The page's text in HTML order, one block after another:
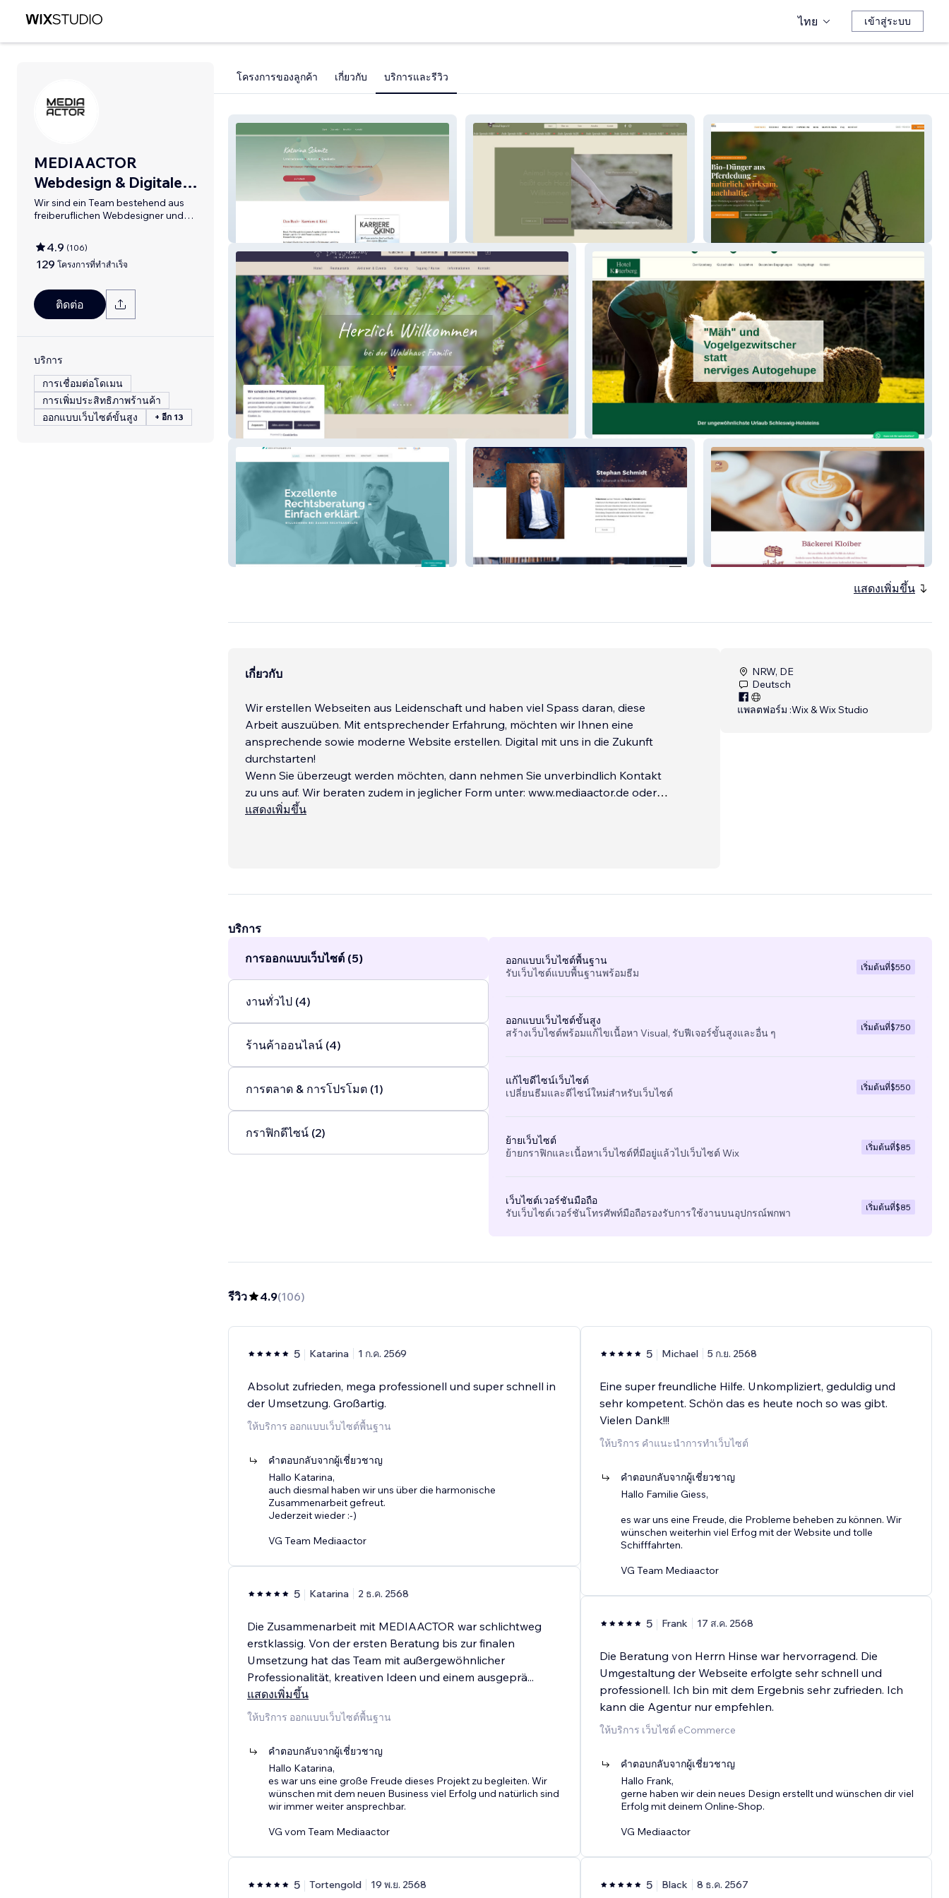
ไทย เข้าสู่ระบบ
MEDIAACTOR
Webdesign & Digitale
Medien
Wir sind ein Team bestehend aus
freiberuflichen Webdesigner und
4.9 (106)
129 โครงการที่ทำสำเร็จ
ติดต่อ
บริการ
การเชื่อมต่อโดเมน
การเพิ่มประสิทธิภาพร้านค้า
ออกแบบเว็บไซต์ขั้นสูง
+ อีก 13
โครงการของลูกค้า เกี่ยวกับ บริการและรีวิว
Katarina Schmitz EASYDUNG
Das Waldhaus in Maikammer
Zander Rechtsanwälte Stephan Schmidt Bäckerei Kloiber
แสดงเพิ่มขึ้น
เกี่ยวกับ
Wir erstellen Webseiten aus Leidenschaft und haben viel Spass daran, diese
Arbeit auszuüben. Mit entsprechender Erfahrung, möchten wir Ihnen eine
ansprechende sowie moderne Website erstellen. Digital mit uns in die Zukunft
durchstarten!
Wenn Sie überzeugt werden möchten, dann nehmen Sie unverbindlich Kontakt
zu uns auf. Wir beraten zudem in jeglicher Form unter: www.mediaactor.de oder
Sie rufen unter +49 172 97 4
แสดงเพิ่มขึ้น
NRW, DE
Deutsch
แพลตฟอร์ม :Wix & Wix Studio
บริการ
การออกแบบเว็บไซต์ (5)
งานทั่วไป (4)
ร้านค้าออนไลน์ (4)
การตลาด & การโปรโมต (1)
กราฟิกดีไซน์ (2)
ออกแบบเว็บไซต์พื้นฐาน
รับเว็บไซต์แบบพื้นฐานพร้อมธีม
เริ่มต้นที่$550
ออกแบบเว็บไซต์ขั้นสูง
สร้างเว็บไซต์พร้อมแก้ไขเนื้อหา Visual, รับฟีเจอร์ขั้นสูงและอื่น ๆ
เริ่มต้นที่$750
แก้ไขดีไซน์เว็บไซต์
เปลี่ยนธีมและดีไซน์ใหม่สำหรับเว็บไซต์
เริ่มต้นที่$550
ย้ายเว็บไซต์
ย้ายกราฟิกและเนื้อหาเว็บไซต์ที่มีอยู่แล้วไปเว็บไซต์ Wix
เริ่มต้นที่$85
เว็บไซต์เวอร์ชันมือถือ
รับเว็บไซต์เวอร์ชันโทรศัพท์มือถือรองรับการใช้งานบนอุปกรณ์พกพา
เริ่มต้นที่$85
รีวิว 4.9(106)
5 Katarina 1 ก.ค. 2569
Absolut zufrieden, mega professionell und super schnell in
der Umsetzung. Großartig.
ให้บริการ ออกแบบเว็บไซต์พื้นฐาน
คำตอบกลับจากผู้เชี่ยวชาญ
Hallo Katarina,
auch diesmal haben wir uns über die harmonische
Zusammenarbeit gefreut.
Jederzeit wieder :-)
VG Team Mediaactor
5 Katarina 2 ธ.ค. 2568
Die Zusammenarbeit mit MEDIAACTOR war schlichtweg
erstklassig. Von der ersten Beratung bis zur finalen
Umsetzung hat das Team mit außergewöhnlicher
Professionalität, kreativen Ideen und einem ausgeprä...
แสดงเพิ่มขึ้น
ให้บริการ ออกแบบเว็บไซต์พื้นฐาน
คำตอบกลับจากผู้เชี่ยวชาญ
Hallo Katarina,
es war uns eine große Freude dieses Projekt zu begleiten. Wir
wünschen mit dem neuen Business viel Erfolg und natürlich sind
wir immer weiter ansprechbar.
VG vom Team Mediaactor
5 Tortengold 19 พ.ย. 2568
5 Michael 5 ก.ย. 2568
Eine super freundliche Hilfe. Unkompliziert, geduldig und
sehr kompetent. Schön das es heute noch so was gibt.
Vielen Dank!!!
ให้บริการ คำแนะนำการทำเว็บไซต์
คำตอบกลับจากผู้เชี่ยวชาญ
Hallo Familie Giess,
es war uns eine Freude, die Probleme beheben zu können. Wir
wünschen weiterhin viel Erfog mit der Website und tolle
Schifffahrten.
VG Team Mediaactor
5 Frank 17 ส.ค. 2568
Die Beratung von Herrn Hinse war hervorragend. Die
Umgestaltung der Webseite erfolgte sehr schnell und
professionell. Ich bin mit dem Ergebnis sehr zufrieden. Ich
kann die Agentur nur empfehlen.
ให้บริการ เว็บไซต์ eCommerce
คำตอบกลับจากผู้เชี่ยวชาญ
Hallo Frank,
gerne haben wir dein neues Design erstellt und wünschen dir viel
Erfolg mit deinem Online-Shop.
VG Mediaactor
5 Black 8 ธ.ค. 2567